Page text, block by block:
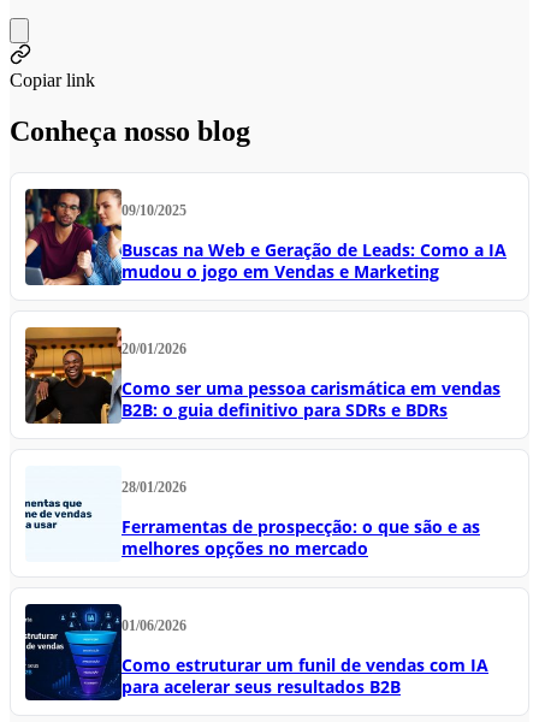
Copiar link
Conheça nosso blog
09/10/2025
Buscas na Web e Geração de Leads: Como a IA
mudou o jogo em Vendas e Marketing
20/01/2026
Como ser uma pessoa carismática em vendas
B2B: o guia definitivo para SDRs e BDRs
28/01/2026
Ferramentas de prospecção: o que são e as
melhores opções no mercado
01/06/2026
Como estruturar um funil de vendas com IA
para acelerar seus resultados B2B